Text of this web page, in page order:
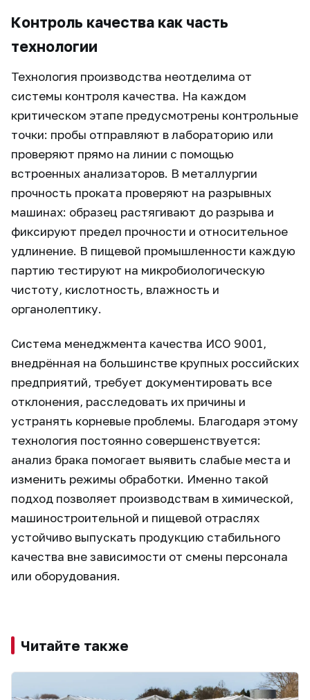
Контроль качества как часть
технологии
Технология производства неотделима от
системы контроля качества. На каждом
критическом этапе предусмотрены контрольные
точки: пробы отправляют в лабораторию или
проверяют прямо на линии с помощью
встроенных анализаторов. В металлургии
прочность проката проверяют на разрывных
машинах: образец растягивают до разрыва и
фиксируют предел прочности и относительное
удлинение. В пищевой промышленности каждую
партию тестируют на микробиологическую
чистоту, кислотность, влажность и
органолептику.
Система менеджмента качества ИСО 9001,
внедрённая на большинстве крупных российских
предприятий, требует документировать все
отклонения, расследовать их причины и
устранять корневые проблемы. Благодаря этому
технология постоянно совершенствуется:
анализ брака помогает выявить слабые места и
изменить режимы обработки. Именно такой
подход позволяет производствам в химической,
машиностроительной и пищевой отраслях
устойчиво выпускать продукцию стабильного
качества вне зависимости от смены персонала
или оборудования.
Читайте также